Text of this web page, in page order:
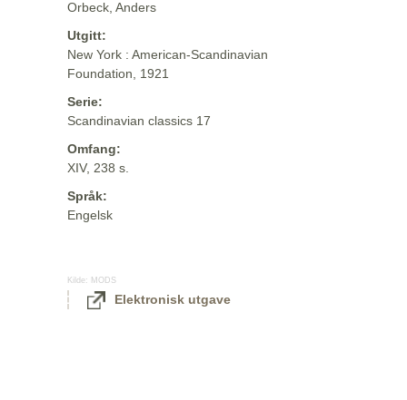
Orbeck, Anders
Utgitt:
New York : American-Scandinavian
Foundation, 1921
Serie:
Scandinavian classics 17
Omfang:
XIV, 238 s.
Språk:
Engelsk
Kilde: MODS
Elektronisk utgave